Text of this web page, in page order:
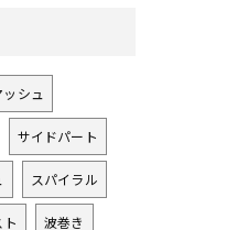
ッシュ
サイドパート
スパイラル
波巻き